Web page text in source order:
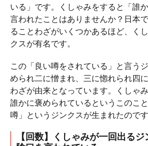
いる」です。くしゃみをすると「誰
言われたことはありませんか？日本
ることわざがいくつかあるほど、く
クスが有名です。
この「良い噂をされている」と言う
められ二に憎まれ、三に惚れられ四
わざが由来となっています。くしゃ
誰かに褒められているというこのこ
噂」というジンクスが生まれたのです
【回数】くしゃみが一回出る